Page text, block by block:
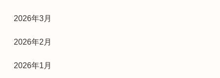
2026年3月
2026年2月
2026年1月